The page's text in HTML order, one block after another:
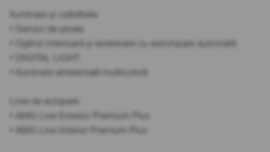
Iluminare și vizibilitate
• Senzor de ploaie
• Oglinzi interioară și exterioare cu estompare automată
• DIGITAL LIGHT
• Iluminare ambientală multicoloră
Linie de echipare
• AMG Line Exterior Premium Plus
• AMG Line Interior Premium Plus